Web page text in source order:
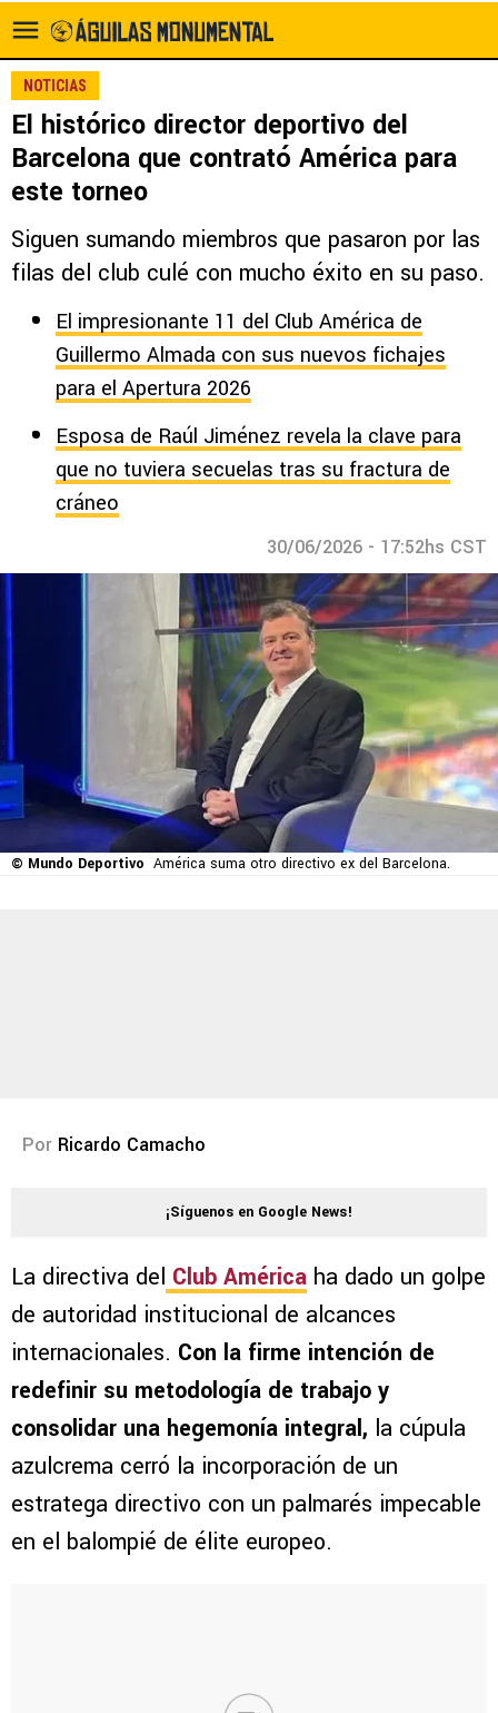
NOTICIAS
El histórico director deportivo del
Barcelona que contrató América para
este torneo
Siguen sumando miembros que pasaron por las
filas del club culé con mucho éxito en su paso.
El impresionante 11 del Club América de
Guillermo Almada con sus nuevos fichajes
para el Apertura 2026
Esposa de Raúl Jiménez revela la clave para
que no tuviera secuelas tras su fractura de
cráneo
30/06/2026 - 17:52hs CST
© Mundo Deportivo América suma otro directivo ex del Barcelona.
Por Ricardo Camacho
¡Síguenos en Google News!
La directiva del Club América ha dado un golpe
de autoridad institucional de alcances
internacionales. Con la firme intención de
redefinir su metodología de trabajo y
consolidar una hegemonía integral, la cúpula
azulcrema cerró la incorporación de un
estratega directivo con un palmarés impecable
en el balompié de élite europeo.